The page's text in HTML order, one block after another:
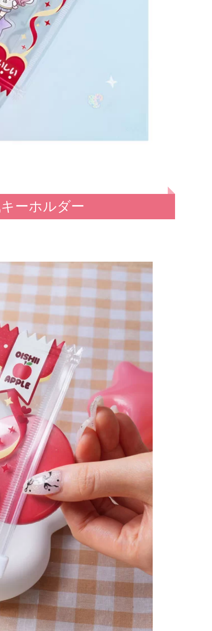
ーホルダー